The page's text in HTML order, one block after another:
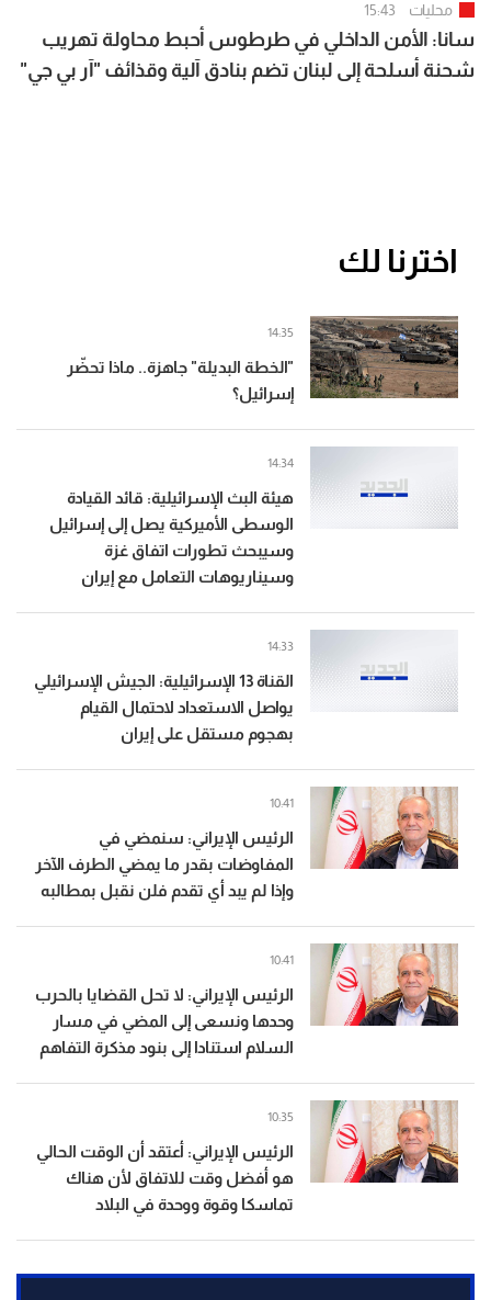
محليات 15:43
سانا: الأمن الداخلي في طرطوس أحبط محاولة تهريب
شحنة أسلحة إلى لبنان تضم بنادق آلية وقذائف "آر بي جي"
اخترنا لك
"الخطة البديلة" جاهزة.. ماذا تحضّر
إسرائيل؟
14:35
هيئة البث الإسرائيلية: قائد القيادة
الوسطى الأميركية يصل إلى إسرائيل
وسيبحث تطورات اتفاق غزة
وسيناريوهات التعامل مع إيران
14:34
القناة 13 الإسرائيلية: الجيش الإسرائيلي
يواصل الاستعداد لاحتمال القيام
بهجوم مستقل على إيران
14:33
الرئيس الإيراني: سنمضي في
المفاوضات بقدر ما يمضي الطرف الآخر
وإذا لم يبد أي تقدم فلن نقبل بمطالبه
10:41
الرئيس الإيراني: لا تحل القضايا بالحرب
وحدها ونسعى إلى المضي في مسار
السلام استنادا إلى بنود مذكرة التفاهم
10:41
الرئيس الإيراني: أعتقد أن الوقت الحالي
هو أفضل وقت للاتفاق لأن هناك
تماسكا وقوة ووحدة في البلاد
10:35